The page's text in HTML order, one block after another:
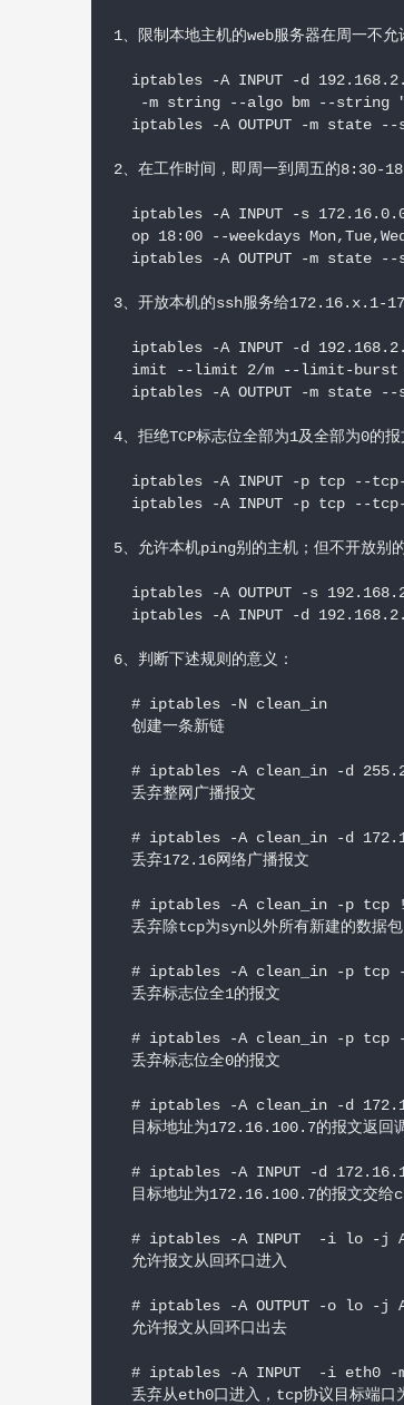
1、限制本地主机的web服务器在周一不
iptables -A INPUT -d
-m string --algo bm --string
iptables -A OUTPUT -m state --
2、在工作时间，即周一到周五的8:30-
iptables -A INPUT -s
op 18:00 --weekdays
iptables -A OUTPUT -m state --
3、开放本机的ssh服务给172.16.x.1-
iptables -A INPUT -d
imit --limit 2/m --limit-burst 2
iptables -A OUTPUT -m state --
4、拒绝TCP标志位全部为1及全部为0的报
iptables -A INPUT -p tcp --tcp-
iptables -A INPUT -p tcp --tcp-
5、允许本机ping别的主机；但不开放别
iptables -A OUTPUT -s
iptables -A INPUT -d
6、判断下述规则的意义：
# iptables -N clean_in
创建一条新链
# iptables -A clean_in -d
丢弃整网广播报文
# iptables -A clean_in -d
丢弃172.16网络广播报文
# iptables -A clean_in -p tcp !
丢弃除tcp为syn以外所有新建的数据包
# iptables -A clean_in -p tcp
丢弃标志位全1的报文
# iptables -A clean_in -p tcp --
丢弃标志位全0的报文
# iptables -A clean_in -d
目标地址为172.16.100.7的报文返回
# iptables -A INPUT -d
目标地址为172.16.100.7的报文交给
# iptables -A INPUT  -i lo -j
允许报文从回环口进入
# iptables -A OUTPUT -o lo -j
允许报文从回环口出去
# iptables -A INPUT  -i eth0 -
丢弃从eth0口进入，tcp协议目标端口